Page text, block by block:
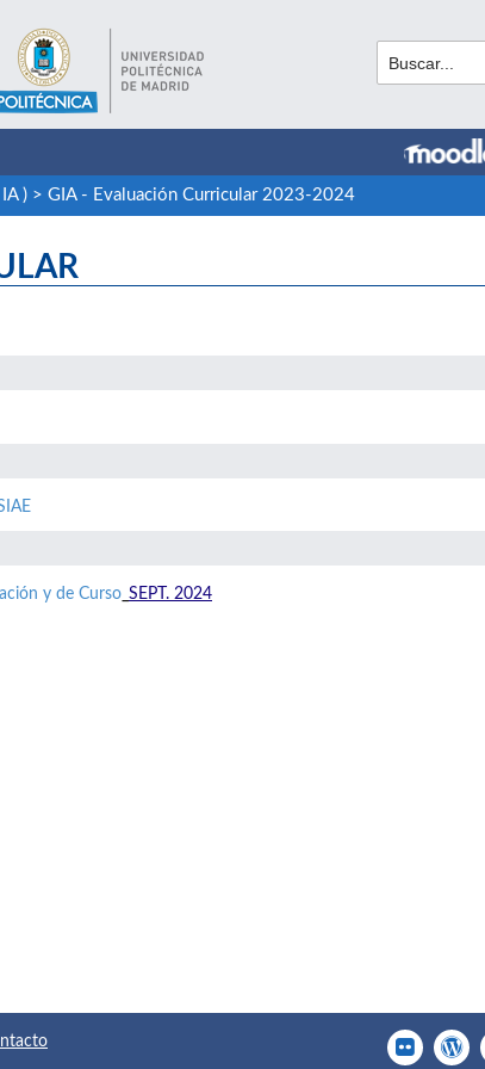
)> GIA - Evaluación Curricular 2023-2024
y de Curso SEPT. 2024